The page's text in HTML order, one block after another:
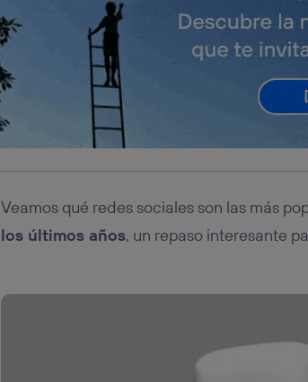
Veamos qué redes sociales son las más
los últimos años, un repaso interesante